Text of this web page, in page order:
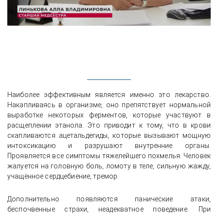
Наиболее эффективным является именно это лекарство.
Накапливаясь в организме, оно препятствует нормальной
выработке некоторых ферментов, которые участвуют в
расщеплении этанола. Это приводит к тому, что в крови
скапливаются ацетальдегиды, которые вызывают мощную
интоксикацию и разрушают внутренние органы.
Проявляется все симптомы тяжелейшего похмелья. Человек
жалуется на головную боль, ломоту в теле, сильную жажду,
учащённое сердцебиение, тремор.
Дополнительно появляются панические атаки,
беспочвенные страхи, неадекватное поведение. При